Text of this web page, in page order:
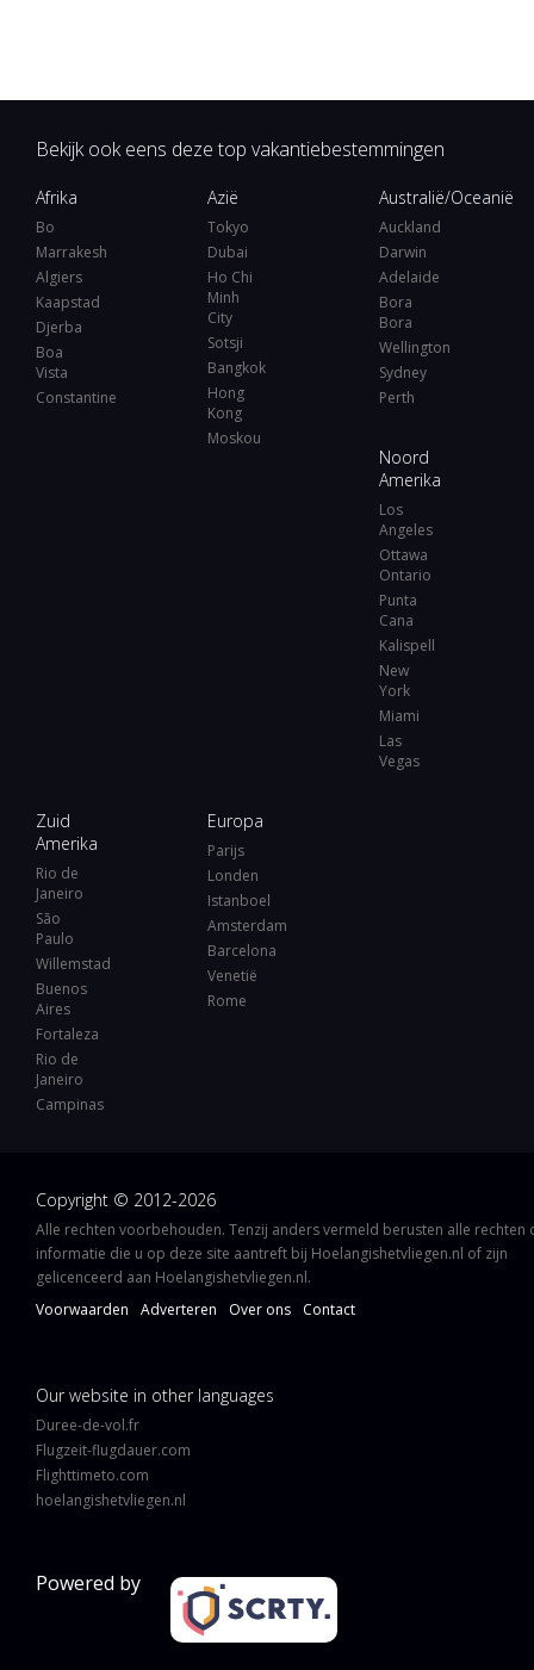
Bekijk ook eens deze top vakantiebestemmingen
Afrika
Bo
Marrakesh
Algiers
Kaapstad
Djerba
Boa
Vista
Constantine
Azië
Tokyo
Dubai
Ho Chi
Minh
City
Sotsji
Bangkok
Hong
Kong
Moskou
Australië/Oceanië
Auckland
Darwin
Adelaide
Bora
Bora
Wellington
Sydney
Perth
Noord
Amerika
Los
Angeles
Ottawa
Ontario
Punta
Cana
Kalispell
New
York
Miami
Las
Vegas
Zuid
Amerika
Rio de
Janeiro
São
Paulo
Willemstad
Buenos
Aires
Fortaleza
Rio de
Janeiro
Campinas
Europa
Parijs
Londen
Istanboel
Amsterdam
Barcelona
Venetië
Rome
Copyright © 2012-2026
Alle rechten voorbehouden. Tenzij anders vermeld berusten alle rechten
informatie die u op deze site aantreft bij Hoelangishetvliegen.nl of zijn
gelicenceerd aan Hoelangishetvliegen.nl.
Voorwaarden
Adverteren Over ons Contact
Our website in other languages
Duree-de-vol.fr
Flugzeit-flugdauer.com
Flighttimeto.com
hoelangishetvliegen.nl
Powered by